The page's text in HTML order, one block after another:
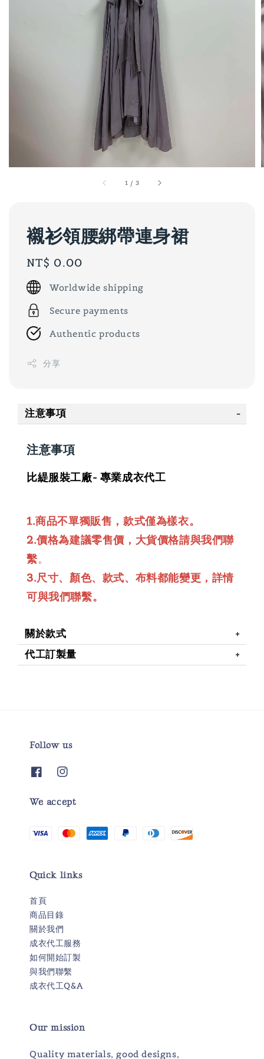
1 / 3
襯衫領腰綁帶連身裙
Regular
price
NT$ 0.00
Worldwide shipping
Secure payments
Authentic products
分享
注意事項
注意事項
比緹服裝工廠- 專業成衣代工
1.商品不單獨販售，款式僅為樣衣。
2.價格為建議零售價，大貨價格請與我們聯
繫。
3.尺寸、顏色、款式、布料都能變更，詳情
可與我們聯繫。
關於款式
代工訂製量
Follow us
We accept
Quick links
首頁
商品目錄
關於我們
成衣代工服務
如何開始訂製
與我們聯繫
成衣代工Q&A
Our mission
Quality materials, good designs,